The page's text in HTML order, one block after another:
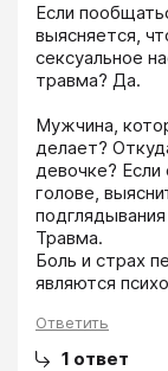
Если
выясняется,
сексуальное
травма? Да.
Мужчина,
делает?
девочке? Если
голове,
Травма.
Боль и страх
являются
Ответить
1 ответ